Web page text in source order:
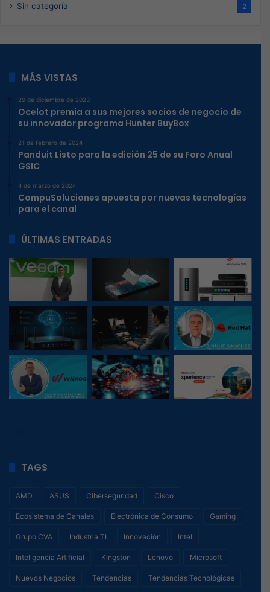
Sin categoría 2
MÁS VISTAS
29 de diciembre de 2023
Ocelot premia a sus mejores socios de negocio de
su innovador programa Hunter BuyBox
21 de febrero de 2024
Panduit Listo para la edición 25 de su Foro Anual
GSIC
4 de marzo de 2024
CompuSoluciones apuesta por nuevas tecnologías
para el canal
ÚLTIMAS ENTRADAS
TAGS
AMD ASUS Ciberseguridad Cisco
Ecosistema de Canales Electrónica de Consumo Gaming
Grupo CVA Industria TI Innovación Intel
Inteligencia Artificial Kingston Lenovo Microsoft
Nuevos Negocios Tendencias Tendencias Tecnológicas